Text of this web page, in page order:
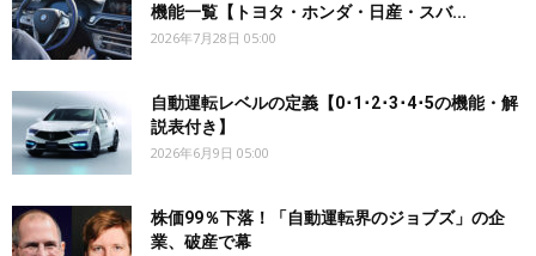
機能一覧【トヨタ・ホンダ・日産・スバ...
2026年7月28日 05:00
自動運転レベルの定義【0･1･2･3･4･5の機能・解
説表付き】
2026年6月9日 05:00
株価99％下落！「自動運転界のジョブズ」の企
業、破産で幕